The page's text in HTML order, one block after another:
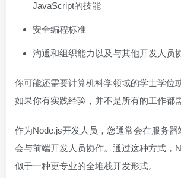
JavaScript的技能
安全编程标准
沟通和组织能力以及与其他开发人员
你可能还需要计算机科学领域的学士学位
如果你有实践经验，并不是所有的工作都
作为Node.js开发人员，您通常会在服务
会与前端开发人员协作。通过这种方式，
似于一种更专业的全堆栈开发形式。